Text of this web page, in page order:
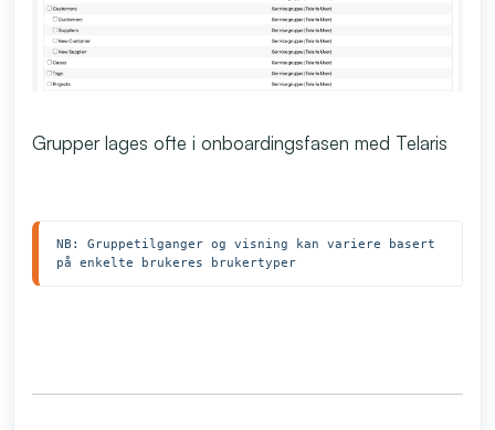
Grupper lages ofte i onboardingsfasen med Telaris
NB: Gruppetilganger og visning kan variere basert
på enkelte brukeres brukertyper